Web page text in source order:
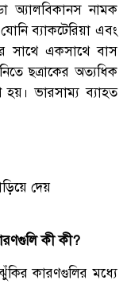
অ্যালবিকানস নামক
ব্যাকটেরিয়া এবং
সাথে একসাথে বাস
ছত্রাকের অত্যধিক
ভারসাম্য ব্যাহত
দেয়
কী কী?
কারণগুলির মধ্যে